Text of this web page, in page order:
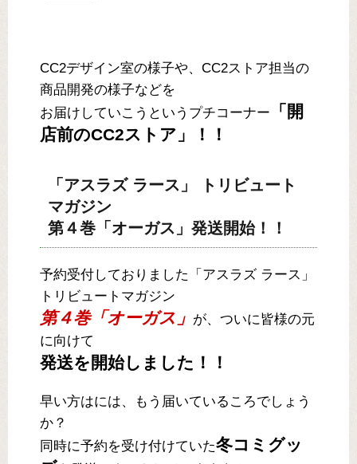
CC2デザイン室の様子や、CC2ストア担当の
商品開発の様子などを
お届けしていこうというプチコーナー
「開
店前のCC2ストア」！！
「アスラズ ラース」 トリビュート
マガジン
第４巻「オーガス」発送開始！！
予約受付しておりました「アスラズ ラース」
トリビュートマガジン
第４巻「オーガス」 が、ついに皆様の元
に向けて
発送を開始しました！！
早い方はには、もう届いているころでしょう
か？
同時に予約を受け付けていた冬コミグッ